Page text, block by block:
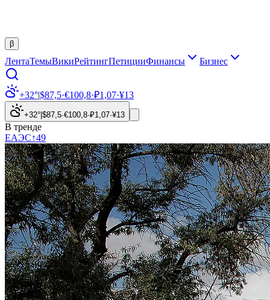
β
ЛентаТемыВикиРейтингПетицииФинансы Бизнес
+32°|$87,5·€100,8·₽1,07·¥13
+32° $87,5·€100,8·₽1,07·¥13
В тренде
ЕАЭС↑49